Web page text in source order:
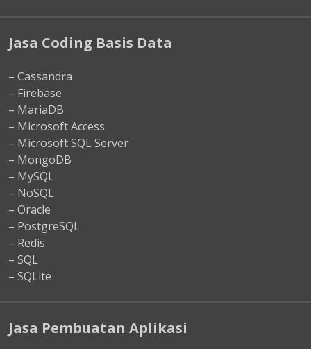
Jasa Coding Basis Data
– Cassandra
– Firebase
– MariaDB
– Microsoft Access
– Microsoft SQL Server
– MongoDB
– MySQL
– NoSQL
– Oracle
– PostgreSQL
– Redis
– SQL
– SQLite
Jasa Pembuatan Aplikasi